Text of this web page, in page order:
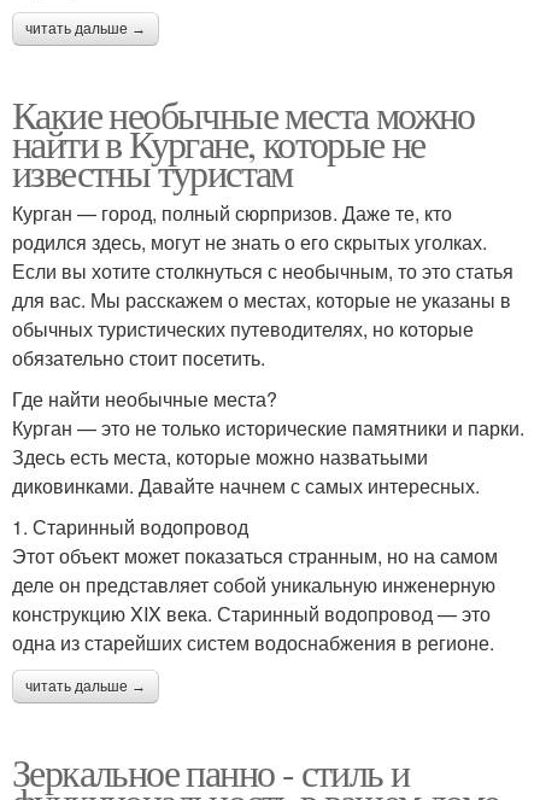
читать дальше →
Какие необычные места можно
найти в Кургане, которые не
известны туристам
Курган — город, полный сюрпризов. Даже те, кто
родился здесь, могут не знать о его скрытых уголках.
Если вы хотите столкнуться с необычным, то это статья
для вас. Мы расскажем о местах, которые не указаны в
обычных туристических путеводителях, но которые
обязательно стоит посетить.
Где найти необычные места?
Курган — это не только исторические памятники и парки.
Здесь есть места, которые можно назватьыми
диковинками. Давайте начнем с самых интересных.
1. Старинный водопровод
Этот объект может показаться странным, но на самом
деле он представляет собой уникальную инженерную
конструкцию XIX века. Старинный водопровод — это
одна из старейших систем водоснабжения в регионе.
читать дальше →
Зеркальное панно - стиль и